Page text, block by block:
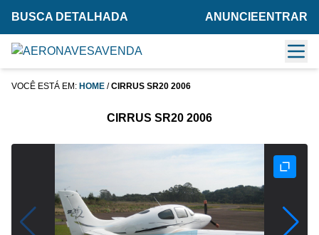
BUSCA DETALHADA ANUNCIE ENTRAR
VOCÊ ESTÁ EM: HOME /CIRRUS SR20 2006
CIRRUS SR20 2006